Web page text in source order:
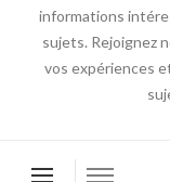
informations
sujets. Rejoignez
vos expériences